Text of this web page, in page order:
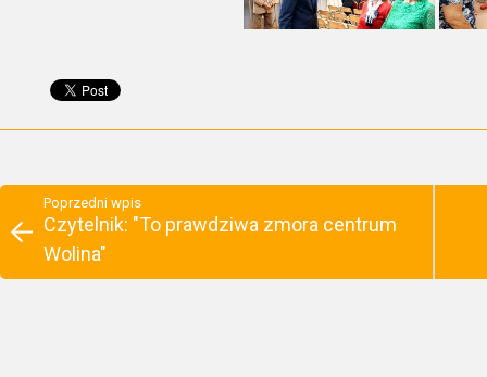
Poprzedni wpis
Czytelnik: "To prawdziwa zmora centrum
Wolina"